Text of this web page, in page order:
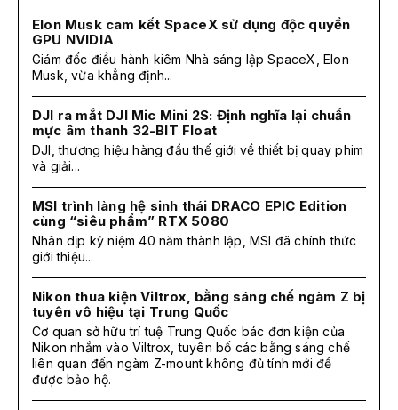
Elon Musk cam kết SpaceX sử dụng độc quyền
GPU NVIDIA
Giám đốc điều hành kiêm Nhà sáng lập SpaceX, Elon
Musk, vừa khẳng định...
DJI ra mắt DJI Mic Mini 2S: Định nghĩa lại chuẩn
mực âm thanh 32-BIT Float
DJI, thương hiệu hàng đầu thế giới về thiết bị quay phim
và giải...
MSI trình làng hệ sinh thái DRACO EPIC Edition
cùng “siêu phẩm” RTX 5080
Nhân dịp kỷ niệm 40 năm thành lập, MSI đã chính thức
giới thiệu...
Nikon thua kiện Viltrox, bằng sáng chế ngàm Z bị
tuyên vô hiệu tại Trung Quốc
Cơ quan sở hữu trí tuệ Trung Quốc bác đơn kiện của
Nikon nhắm vào Viltrox, tuyên bố các bằng sáng chế
liên quan đến ngàm Z-mount không đủ tính mới để
được bảo hộ.